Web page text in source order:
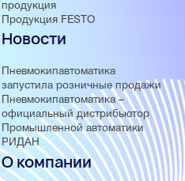
продукция
Продукция FESTO
Новости
Пневмокипавтоматика
запустила розничные продажи
Пневмокипавтоматика –
официальный дистрибьютор
Промышленной автоматики
РИДАН
О компании